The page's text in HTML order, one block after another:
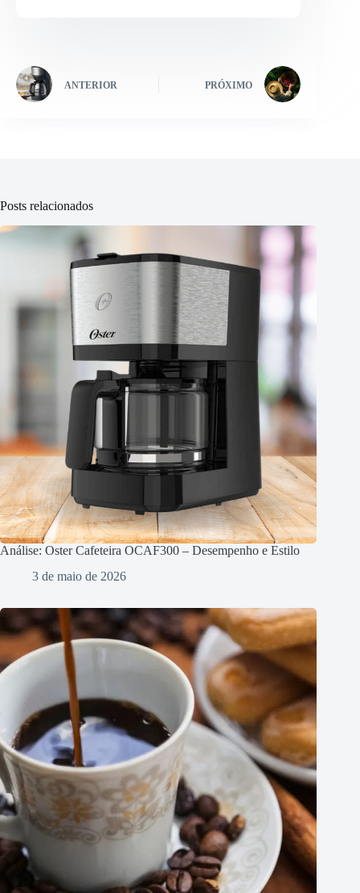
ANTERIOR PRÓXIMO
Posts relacionados
Análise: Oster Cafeteira OCAF300 – Desempenho e Estilo
3 de maio de 2026